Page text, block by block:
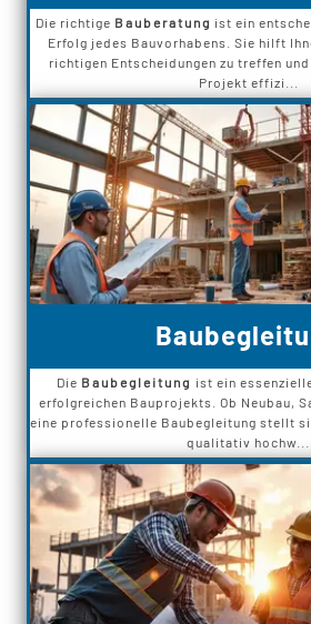
Die richtige Bauberatung ist ein
Erfolg jedes Bauvorhabens. Sie hilft
richtigen Entscheidungen zu treffen
Projekt effizi...
Die Baubegleitung ist ein
erfolgreichen Bauprojekts. Ob Neubau,
eine professionelle Baubegleitung stellt
qualitativ hochw...